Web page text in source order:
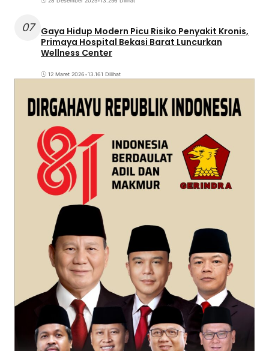
07
Gaya Hidup Modern Picu Risiko Penyakit Kronis,
Primaya Hospital Bekasi Barat Luncurkan
Wellness Center
12 Maret 2026•13.161 Dilihat